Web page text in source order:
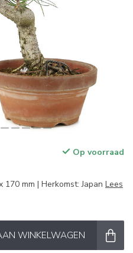
Op voorraad
mm | Herkomst: Japan Lees
WINKELWAGEN